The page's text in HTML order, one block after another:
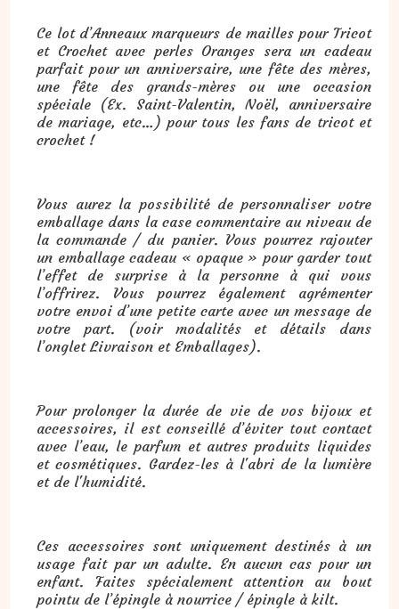
Ce lot d’Anneaux marqueurs de mailles pour Tricot
et Crochet avec perles Oranges sera un cadeau
parfait pour un anniversaire, une fête des mères,
une fête des grands-mères ou une occasion
spéciale (Ex. Saint-Valentin, Noël, anniversaire
de mariage, etc…) pour tous les fans de tricot et
crochet !
Vous aurez la possibilité de personnaliser votre
emballage dans la case commentaire au niveau de
la commande / du panier. Vous pourrez rajouter
un emballage cadeau « opaque » pour garder tout
l’effet de surprise à la personne à qui vous
l’offrirez. Vous pourrez également agrémenter
votre envoi d’une petite carte avec un message de
votre part. (voir modalités et détails dans
l’onglet Livraison et Emballages).
Pour prolonger la durée de vie de vos bijoux et
accessoires, il est conseillé d’éviter tout contact
avec l’eau, le parfum et autres produits liquides
et cosmétiques. Gardez-les à l'abri de la lumière
et de l'humidité.
Ces accessoires sont uniquement destinés à un
usage fait par un adulte. En aucun cas pour un
enfant. Faites spécialement attention au bout
pointu de l’épingle à nourrice / épingle à kilt.